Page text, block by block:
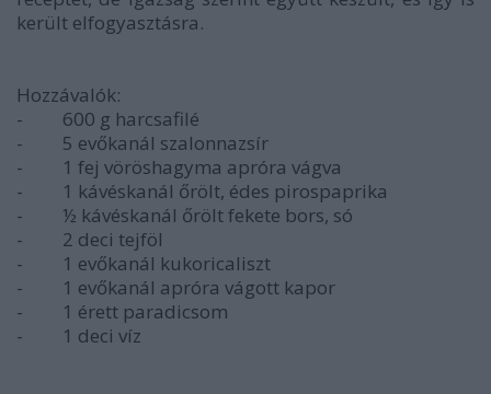
került elfogyasztásra.
Hozzávalók:
-
600 g harcsafilé
-
5 evőkanál szalonnazsír
-
1 fej vöröshagyma apróra vágva
-
1 kávéskanál őrölt, édes pirospaprika
-
½ kávéskanál őrölt fekete bors, só
-
2 deci tejföl
-
1 evőkanál kukoricaliszt
-
1 evőkanál apróra vágott kapor
-
1 érett paradicsom
-
1 deci víz